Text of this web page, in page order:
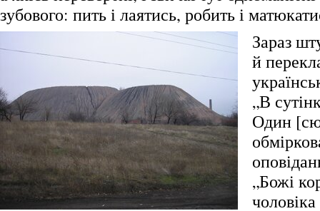
зубового: пить і лаятись, робить і
Зараз
й
„В
Один
„Божі